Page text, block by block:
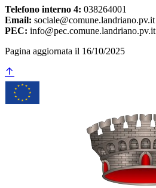
Telefono interno 4: 038264001
Email: sociale@comune.landriano.pv.it
PEC: info@pec.comune.landriano.pv.it
Pagina aggiornata il 16/10/2025